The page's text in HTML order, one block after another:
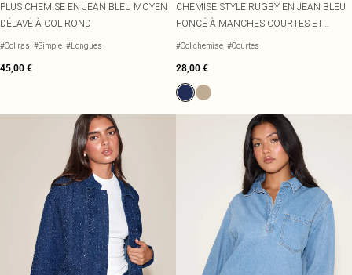
PLUS CHEMISE EN JEAN BLEU MOYEN
DÉLAVÉ À COL ROND
#Col ras #Simple #Longues
45,00 €
CHEMISE STYLE RUGBY EN JEAN BLEU
FONCÉ À MANCHES COURTES ET
POCHES
#Col chemise #Courtes
28,00 €